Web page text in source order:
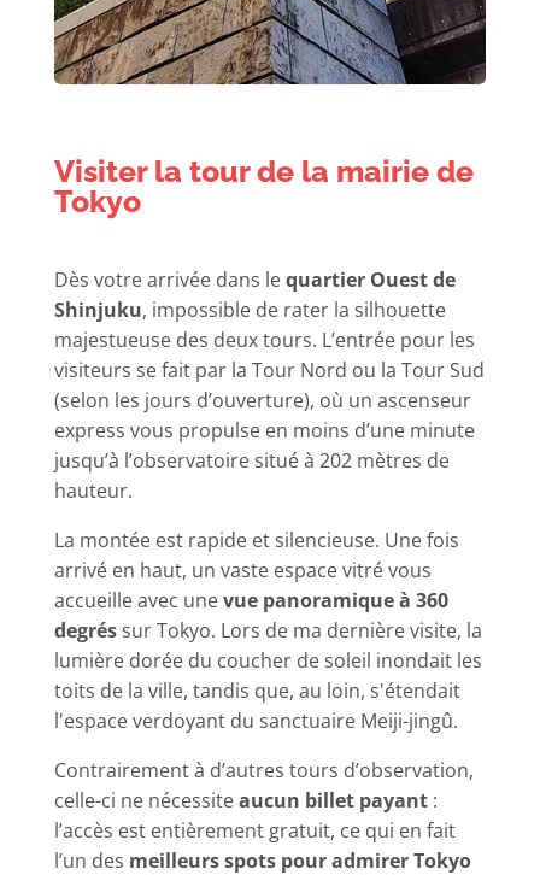
Visiter la tour de la mairie de
Tokyo
Dès votre arrivée dans lequartier Ouest de
Shinjuku, impossible de rater la silhouette
majestueuse des deux tours. L’entrée pour les
visiteurs se fait par la Tour Nord ou la Tour Sud
(selon les jours d’ouverture), où un ascenseur
express vous propulse en moins d’une minute
jusqu’à l’observatoire situé à 202 mètres de
hauteur.
La montée est rapide et silencieuse. Une fois
arrivé en haut, un vaste espace vitré vous
accueille avec unevue panoramique à 360
degréssur Tokyo. Lors de ma dernière visite, la
lumière dorée du coucher de soleil inondait les
toits de la ville, tandis que, au loin, s'étendait
l'espace verdoyant du sanctuaire Meiji-jingû.
Contrairement à d’autres tours d’observation,
celle-ci ne nécessiteaucun billet payant:
l’accès est entièrement gratuit, ce qui en fait
l’un des meilleurs spots pour admirer Tokyo